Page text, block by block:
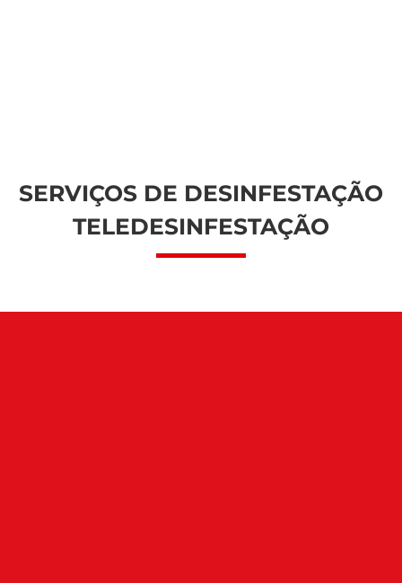
SERVIÇOS DE DESINFESTAÇÃO
TELEDESINFESTAÇÃO